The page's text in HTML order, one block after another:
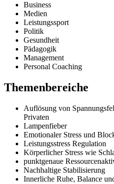
Business
Medien
Leistungssport
Politik
Gesundheit
Pädagogik
Management
Personal Coaching
Themenbereiche
Auflösung von
Privaten
Lampenfieber
Emotionaler Stress und
Leistungsstress Regulation
Körperlicher Stress wie
punktgenaue
Nachhaltige Stabilisierung
Innerliche Ruhe, Balance